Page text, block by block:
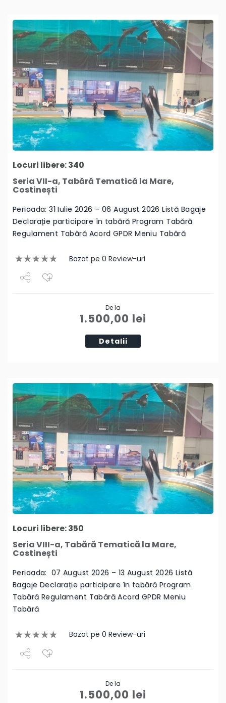
Locuri libere: 340
Seria VII-a, Tabără Tematică la Mare,
Costinești
Perioada: 31 Iulie 2026 – 06 August 2026 Listă Bagaje
Declarație participare în tabără Program Tabără
Regulament Tabără Acord GPDR Meniu Tabără
Bazat pe 0 Review-uri
De la
1.500,00 lei
Detalii
Locuri libere: 350
Seria VIII-a, Tabără Tematică la Mare,
Costinești
Perioada: 07 August 2026 – 13 August 2026 Listă
Bagaje Declarație participare în tabără Program
Tabără Regulament Tabără Acord GPDR Meniu
Tabără
Bazat pe 0 Review-uri
De la
1.500,00 lei